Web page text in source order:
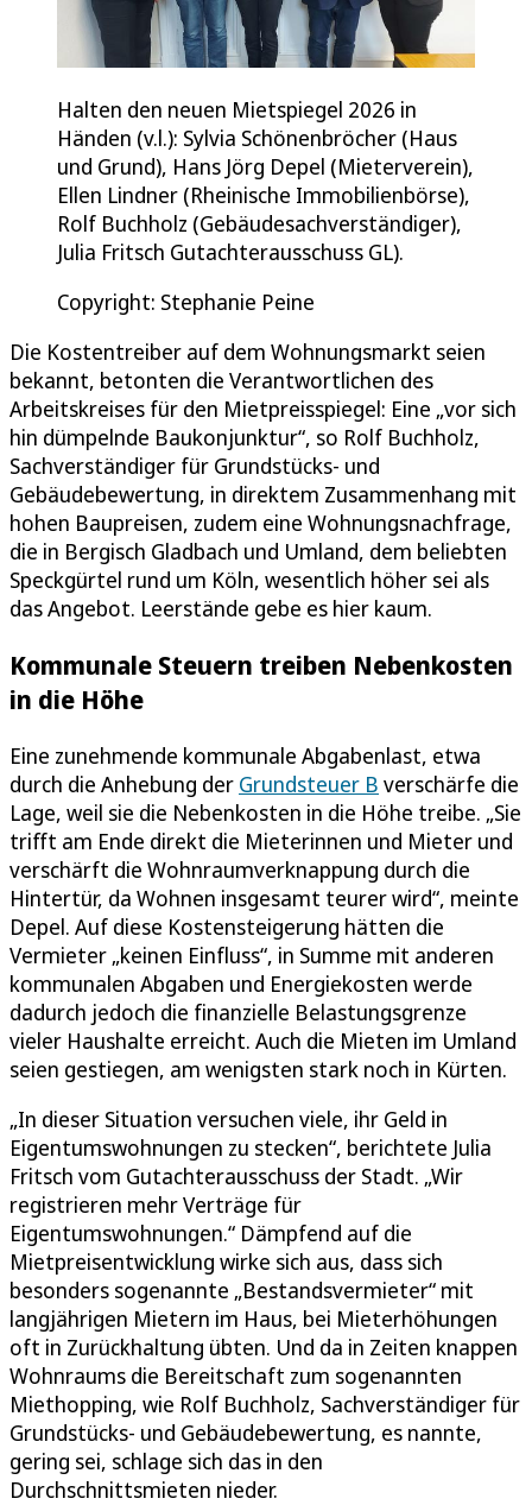
Halten den neuen Mietspiegel 2026 in
Händen (v.l.): Sylvia Schönenbröcher (Haus
und Grund), Hans Jörg Depel (Mieterverein),
Ellen Lindner (Rheinische Immobilienbörse),
Rolf Buchholz (Gebäudesachverständiger),
Julia Fritsch Gutachterausschuss GL).
Copyright: Stephanie Peine
Die Kostentreiber auf dem Wohnungsmarkt seien
bekannt, betonten die Verantwortlichen des
Arbeitskreises für den Mietpreisspiegel: Eine „vor sich
hin dümpelnde Baukonjunktur“, so Rolf Buchholz,
Sachverständiger für Grundstücks- und
Gebäudebewertung, in direktem Zusammenhang mit
hohen Baupreisen, zudem eine Wohnungsnachfrage,
die in Bergisch Gladbach und Umland, dem beliebten
Speckgürtel rund um Köln, wesentlich höher sei als
das Angebot. Leerstände gebe es hier kaum.
Kommunale Steuern treiben Nebenkosten
in die Höhe
Eine zunehmende kommunale Abgabenlast, etwa
durch die Anhebung der Grundsteuer B verschärfe die
Lage, weil sie die Nebenkosten in die Höhe treibe. „Sie
trifft am Ende direkt die Mieterinnen und Mieter und
verschärft die Wohnraumverknappung durch die
Hintertür, da Wohnen insgesamt teurer wird“, meinte
Depel. Auf diese Kostensteigerung hätten die
Vermieter „keinen Einfluss“, in Summe mit anderen
kommunalen Abgaben und Energiekosten werde
dadurch jedoch die finanzielle Belastungsgrenze
vieler Haushalte erreicht. Auch die Mieten im Umland
seien gestiegen, am wenigsten stark noch in Kürten.
„In dieser Situation versuchen viele, ihr Geld in
Eigentumswohnungen zu stecken“, berichtete Julia
Fritsch vom Gutachterausschuss der Stadt. „Wir
registrieren mehr Verträge für
Eigentumswohnungen.“ Dämpfend auf die
Mietpreisentwicklung wirke sich aus, dass sich
besonders sogenannte „Bestandsvermieter“ mit
langjährigen Mietern im Haus, bei Mieterhöhungen
oft in Zurückhaltung übten. Und da in Zeiten knappen
Wohnraums die Bereitschaft zum sogenannten
Miethopping, wie Rolf Buchholz, Sachverständiger für
Grundstücks- und Gebäudebewertung, es nannte,
gering sei, schlage sich das in den
Durchschnittsmieten nieder.